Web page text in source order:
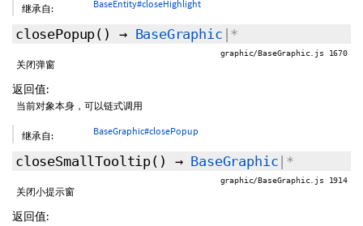
继承自: BaseEntity#closeHighlight
closePopup() → BaseGraphic |*
graphic/BaseGraphic.js 1670
关闭弹窗
返回值:
当前对象本身，可以链式调用
继承自: BaseGraphic#closePopup
closeSmallTooltip() → BaseGraphic |*
graphic/BaseGraphic.js 1914
关闭小提示窗
返回值: